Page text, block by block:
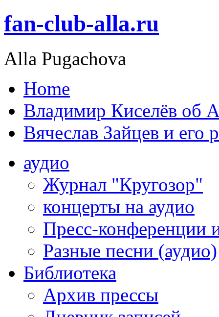
fan-club-alla.ru
Alla Pugachova
Home
Владимир Киселёв об
Вячеслав Зайцев и его
аудио
Журнал "Кругозор"
концерты на аудио
Пресс-конференции
Разные песни (аудио)
Библиотека
Архив прессы